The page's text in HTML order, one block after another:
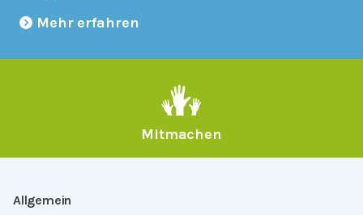
Mehr erfahren
Mitmachen
Allgemein